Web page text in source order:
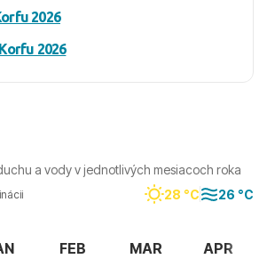
2026
2026
a vody v jednotlivých mesiacoch roka
28 °C 26 °C
FEB
MAR
APR